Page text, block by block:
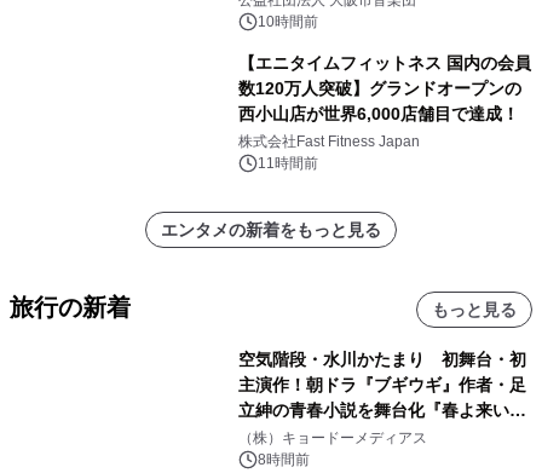
10時間前
【エニタイムフィットネス 国内の会員
数120万人突破】グランドオープンの
西小山店が世界6,000店舗目で達成！
株式会社Fast Fitness Japan
11時間前
エンタメの新着をもっと見る
旅行の新着 もっと見る
空気階段・水川かたまり 初舞台・初
主演作！朝ドラ『ブギウギ』作者・足
立紳の青春小説を舞台化『春よ来い、
マジで来い』キービジュアル解禁！
（株）キョードーメディアス
8時間前